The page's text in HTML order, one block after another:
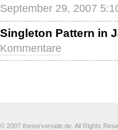
September 29, 2007
Singleton Pattern in
Kommentare
© 2007 theserverside.de. All Rights